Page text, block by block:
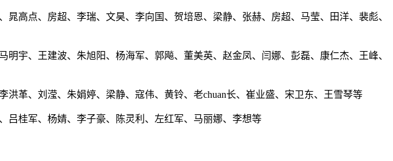
高点、房超、李瑞、文昊、李向国、贺培恩、梁静、张赫、房超、马莹、田洋、裴彪、
宇、王建波、朱旭阳、杨海军、郭飚、董美英、赵金凤、闫娜、彭磊、康仁杰、王峰、
革、刘滢、朱娟婷、梁静、寇伟、黄铃、老chuan长、崔业盛、宋卫东、王雪琴等
吕桂军、杨婧、李子豪、陈灵利、左红军、马丽娜、李想等